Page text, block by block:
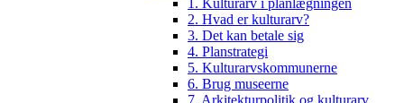
1. Kulturarv i planlægningen
2. Hvad er kulturarv?
3. Det kan betale sig
4. Planstrategi
5. Kulturarvskommunerne
6. Brug museerne
7. Arkitekturpolitik og kulturarv